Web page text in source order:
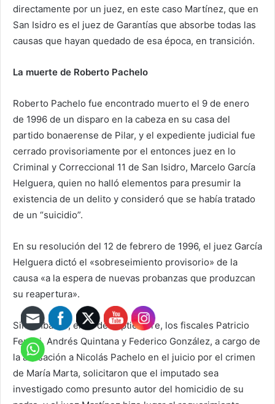
directamente por un juez, en este caso Martínez, que en
San Isidro es el juez de Garantías que absorbe todas las
causas que hayan quedado de esa época, en transición.
La muerte de Roberto Pachelo
Roberto Pachelo fue encontrado muerto el 9 de enero
de 1996 de un disparo en la cabeza en su casa del
partido bonaerense de Pilar, y el expediente judicial fue
cerrado provisoriamente por el entonces juez en lo
Criminal y Correccional 11 de San Isidro, Marcelo García
Helguera, quien no halló elementos para presumir la
existencia de un delito y consideró que se había tratado
de un “suicidio”.
En su resolución del 12 de febrero de 1996, el juez García
Helguera dictó el «sobreseimiento provisorio» de la
causa «a la espera de nuevas probanzas que produzcan
su reapertura».
Sin embargo, el 22 de septiembre, los fiscales Patricio
Ferrari, Andrés Quintana y Federico González, a cargo de
la acusación a Nicolás Pachelo en el juicio por el crimen
de María Marta, solicitaron que el imputado sea
investigado como presunto autor del homicidio de su